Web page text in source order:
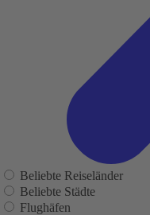
Beliebte Reiseländer
Beliebte Städte
Flughäfen